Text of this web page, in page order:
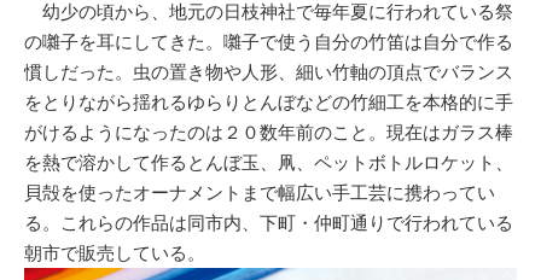
幼少の頃から、地元の日枝神社で毎年夏に行われている祭
の囃子を耳にしてきた。囃子で使う自分の竹笛は自分で作る
慣しだった。虫の置き物や人形、細い竹軸の頂点でバランス
をとりながら揺れるゆらりとんぼなどの竹細工を本格的に手
がけるようになったのは２０数年前のこと。現在はガラス棒
を熱で溶かして作るとんぼ玉、凧、ペットボトルロケット、
貝殻を使ったオーナメントまで幅広い手工芸に携わってい
る。これらの作品は同市内、下町・仲町通りで行われている
朝市で販売している。